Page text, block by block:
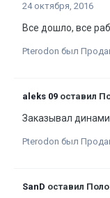
24 октября, 2016
Все дошло, все
Pterodon был
aleks 09 оставил
Заказывал
Pterodon был
SanD оставил